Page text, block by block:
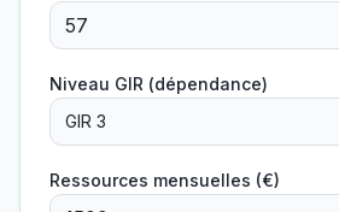
Niveau GIR (dépendance)
GIR 3
Ressources mensuelles (€)